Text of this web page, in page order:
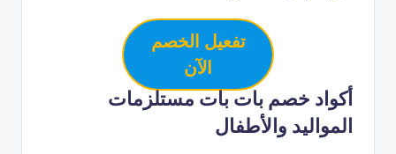
تفعيل الخصم
الآن
أكواد خصم بات بات مستلزمات
المواليد والأطفال